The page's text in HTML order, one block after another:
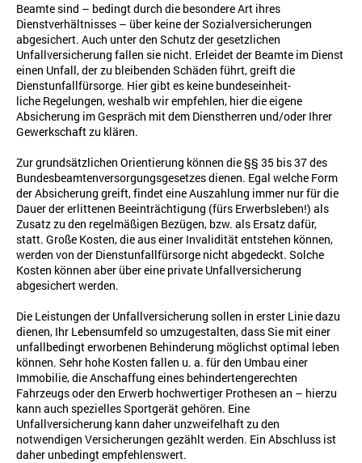
Beamte sind – bedingt durch die besondere Art ihres
Dienstverhältnisses – über keine der Sozialversicherungen
abgesichert. Auch unter den Schutz der gesetzlichen
Unfallversicherung fallen sie nicht. Erleidet der Beamte im Dienst
einen Unfall, der zu bleibenden Schäden führt, greift die
Dienstunfallfürsorge. Hier gibt es keine bundeseinheit-
liche Regelungen, weshalb wir empfehlen, hier die eigene
Absicherung im Gespräch mit dem Dienstherren und/oder Ihrer
Gewerkschaft zu klären.
Zur grundsätzlichen Orientierung können die §§ 35 bis 37 des
Bundesbeamtenversorgungsgesetzes dienen. Egal welche Form
der Absicherung greift, findet eine Auszahlung immer nur für die
Dauer der erlittenen Beeinträchtigung (fürs Erwerbsleben!) als
Zusatz zu den regelmäßigen Bezügen, bzw. als Ersatz dafür,
statt. Große Kosten, die aus einer Invalidität entstehen können,
werden von der Dienstunfallfürsorge nicht abgedeckt. Solche
Kosten können aber über eine private Unfallversicherung
abgesichert werden.
Die Leistungen der Unfallversicherung sollen in erster Linie dazu
dienen, Ihr Lebensumfeld so umzugestalten, dass Sie mit einer
unfallbedingt erworbenen Behinderung möglichst optimal leben
können. Sehr hohe Kosten fallen u. a. für den Umbau einer
Immobilie, die Anschaffung eines behindertengerechten
Fahrzeugs oder den Erwerb hochwertiger Prothesen an – hierzu
kann auch spezielles Sportgerät gehören. Eine
Unfallversicherung kann daher unzweifelhaft zu den
notwendigen Versicherungen gezählt werden. Ein Abschluss ist
daher unbedingt empfehlenswert.